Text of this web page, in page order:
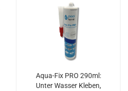
Aqua-Fix PRO 290ml:
Unter Wasser Kleben,